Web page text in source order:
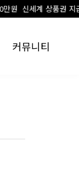
커뮤니티